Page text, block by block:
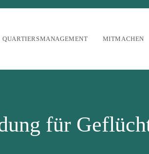
QUARTIERSMANAGEMENT MITMACHEN
für